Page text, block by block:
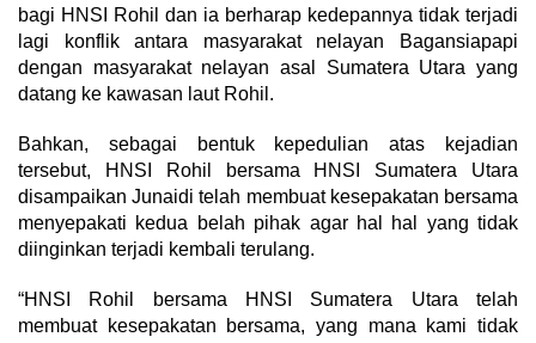
bagi HNSI Rohil dan ia berharap kedepannya tidak terjadi
lagi konflik antara masyarakat nelayan Bagansiapapi
dengan masyarakat nelayan asal Sumatera Utara yang
datang ke kawasan laut Rohil.
Bahkan, sebagai bentuk kepedulian atas kejadian
tersebut, HNSI Rohil bersama HNSI Sumatera Utara
disampaikan Junaidi telah membuat kesepakatan bersama
menyepakati kedua belah pihak agar hal hal yang tidak
diinginkan terjadi kembali terulang.
“HNSI Rohil bersama HNSI Sumatera Utara telah
membuat kesepakatan bersama, yang mana kami tidak